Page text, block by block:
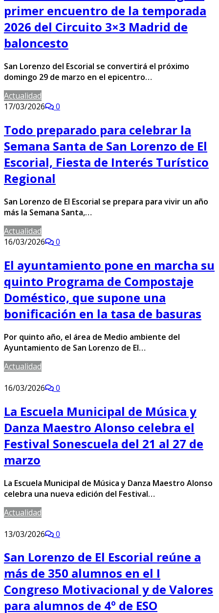
primer encuentro de la temporada
2026 del Circuito 3×3 Madrid de
baloncesto
San Lorenzo del Escorial se convertirá el próximo
domingo 29 de marzo en el epicentro…
Actualidad
17/03/2026
0
Todo preparado para celebrar la
Semana Santa de San Lorenzo de El
Escorial, Fiesta de Interés Turístico
Regional
San Lorenzo de El Escorial se prepara para vivir un año
más la Semana Santa,…
Actualidad
16/03/2026
0
El ayuntamiento pone en marcha su
quinto Programa de Compostaje
Doméstico, que supone una
bonificación en la tasa de basuras
Por quinto año, el área de Medio ambiente del
Ayuntamiento de San Lorenzo de El…
Actualidad
16/03/2026
0
La Escuela Municipal de Música y
Danza Maestro Alonso celebra el
Festival Sonescuela del 21 al 27 de
marzo
La Escuela Municipal de Música y Danza Maestro Alonso
celebra una nueva edición del Festival…
Actualidad
13/03/2026
0
San Lorenzo de El Escorial reúne a
más de 350 alumnos en el I
Congreso Motivacional y de Valores
para alumnos de 4º de ESO